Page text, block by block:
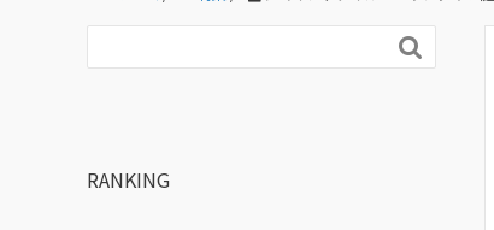

RANKING